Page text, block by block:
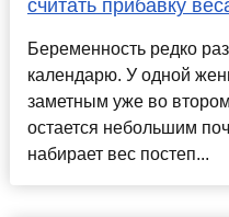
считать прибавку
Беременность редко
календарю. У одной
заметным уже во
остается небольшим
набирает вес постеп...